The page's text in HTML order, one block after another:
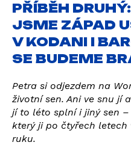
PŘÍBĚH
JSME ZÁPAD
V KODANI I
SE BUDEME
Petra si odjezdem na
životní sen. Ani ve snu jí
jí to léto splní i jiný sen
který ji po čtyřech
ruku.